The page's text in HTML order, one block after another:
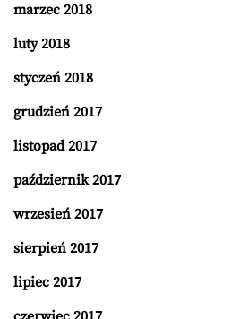
marzec 2018
luty 2018
styczeń 2018
grudzień 2017
listopad 2017
październik 2017
wrzesień 2017
sierpień 2017
lipiec 2017